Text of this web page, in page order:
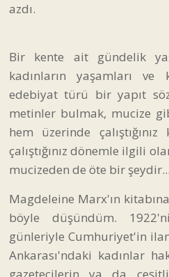
azdı.
Bir kente ait gündelik
kadınların yaşamları ve
edebiyat türü bir yapıt
metinler bulmak, mucize
hem üzerinde
çalıştığınız dönemle ilgili
mucizeden de öte bir şeydir...
Magdeleine Marx'ın
böyle düşündüm.
günleriyle Cumhuriyet'in
Ankarası'ndaki kadınlar